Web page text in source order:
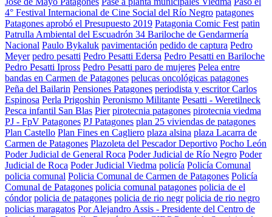
4° Festival Internacional de Cine Social del Río Negro patagones
Patagones aprobó el Presupuesto 2019 Patagonia Comic Fest patin
Patrulla Ambiental del Escuadrón 34 Bariloche de Gendarmería
Nacional Paulo Bykaluk pavimentación pedido de captura Pedro
Meyer pedro pesatti Pedro Pesatti Edersa Pedro Pesatti en Bariloche
Pedro Pesatti Ipross Pedro Pesatti paro de mujeres Pelea entre
bandas en Carmen de Patagones pelucas oncológicas patagones
Peña del Bailarin Pensiones Patagones periodista y escritor Carlos
Espinosa Perla Prigoshin Peronismo Militante Pesatti - Weretilneck
Pesca infantil San Blas Pier pirotecnia patagones pirotecnia viedma
PJ - FpV Patagones PJ Patagones plan 25 viviendas de patagones
Plan Castello Plan Fines en Cagliero plaza alsina plaza Lacarra de
Carmen de Patagones Plazoleta del Pescador Deportivo Pocho León
Poder Judicial de General Roca Poder Judicial de Río Negro Poder
Judicial de Roca Poder Judicial Viedma policía Policía Comunal
policia comunal Policia Comunal de Carmen de Patagones Policía
Comunal de Patagones policia comunal patagones policia de el
cóndor policia de patagones policia de rio negr policia de rio negro
policias maragatos Por Alejandro Assis - Presidente del Centro de